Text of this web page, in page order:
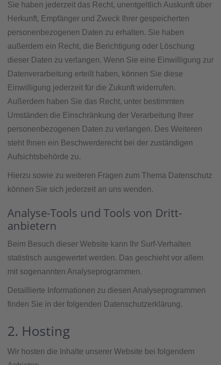
Sie haben jederzeit das Recht, unentgeltlich Auskunft über
Herkunft, Empfänger und Zweck Ihrer gespeicherten
personenbezogenen Daten zu erhalten. Sie haben
außerdem ein Recht, die Berichtigung oder Löschung
dieser Daten zu verlangen. Wenn Sie eine Einwilligung zur
Datenverarbeitung erteilt haben, können Sie diese
Einwilligung jederzeit für die Zukunft widerrufen.
Außerdem haben Sie das Recht, unter bestimmten
Umständen die Einschränkung der Verarbeitung Ihrer
personenbezogenen Daten zu verlangen. Des Weiteren
steht Ihnen ein Beschwerderecht bei der zuständigen
Aufsichtsbehörde zu.
Hierzu sowie zu weiteren Fragen zum Thema Datenschutz
können Sie sich jederzeit an uns wenden.
Analyse-Tools und Tools von Dritt­
anbietern
Beim Besuch dieser Website kann Ihr Surf-Verhalten
statistisch ausgewertet werden. Das geschieht vor allem
mit sogenannten Analyseprogrammen.
Detaillierte Informationen zu diesen Analyseprogrammen
finden Sie in der folgenden Datenschutzerklärung.
2. Hosting
Wir hosten die Inhalte unserer Website bei folgendem